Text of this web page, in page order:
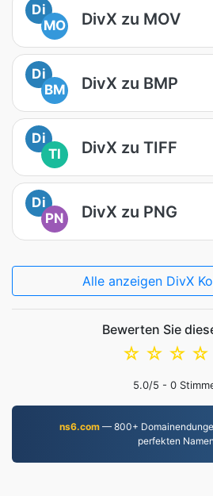
Di
MO
DivX zu MOV
Di
BM
DivX zu BMP
Di
TI
DivX zu TIFF
Di
PN
DivX zu PNG
Alle anzeigen DivX
Bewerten Sie
☆
☆
☆
☆
5.0/5 - 0
ns6.com — 800+
perfekten